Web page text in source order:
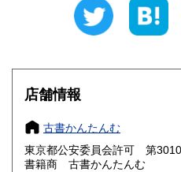
600円
大阪府
奈良県
鳥取県 600円
店舗情報
古書かんたんむ
東京都公安委員会許可 第
書籍商 古書かんたんむ